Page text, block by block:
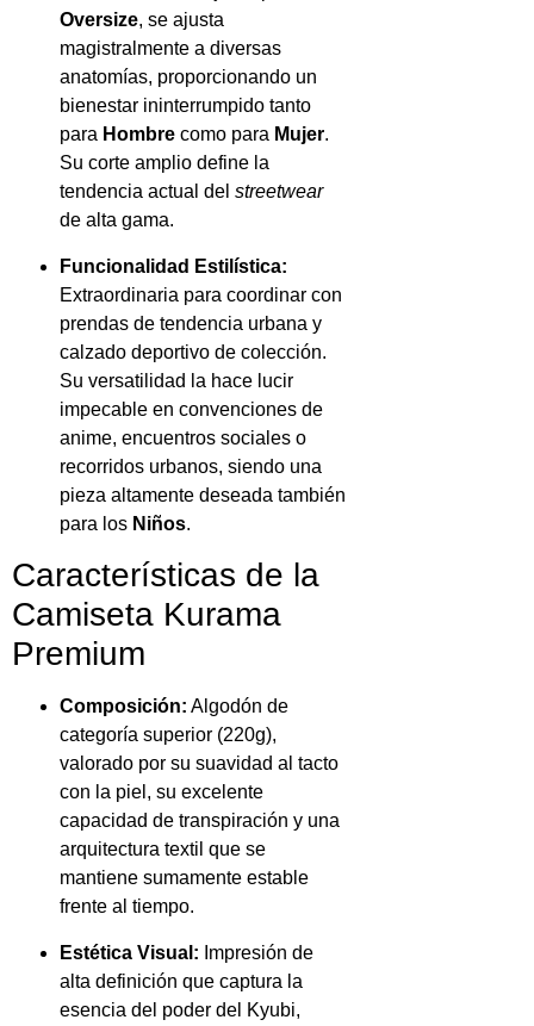
Oversize, se ajusta
magistralmente a diversas
anatomías, proporcionando un
bienestar ininterrumpido tanto
para Hombre como para Mujer.
Su corte amplio define la
tendencia actual del streetwear
de alta gama.
Funcionalidad Estilística:
Extraordinaria para coordinar con
prendas de tendencia urbana y
calzado deportivo de colección.
Su versatilidad la hace lucir
impecable en convenciones de
anime, encuentros sociales o
recorridos urbanos, siendo una
pieza altamente deseada también
para los Niños.
Características de la
Camiseta Kurama
Premium
Composición: Algodón de
categoría superior (220g),
valorado por su suavidad al tacto
con la piel, su excelente
capacidad de transpiración y una
arquitectura textil que se
mantiene sumamente estable
frente al tiempo.
Estética Visual: Impresión de
alta definición que captura la
esencia del poder del Kyubi,